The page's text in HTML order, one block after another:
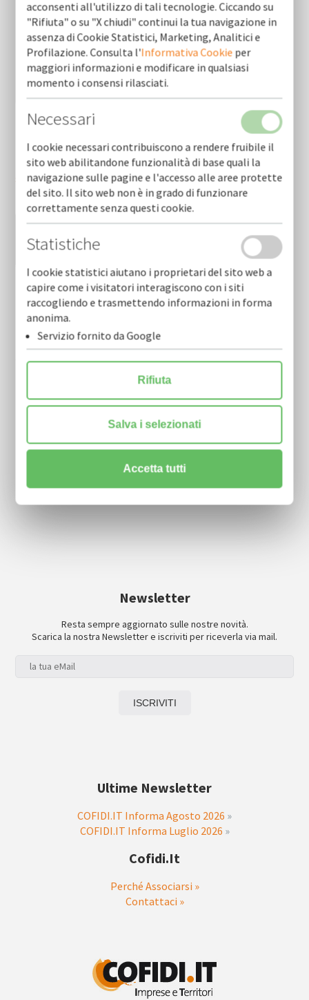
Ho letto e accetto le condizioni dell'informativa
sulla privacy*
COFIDI.IT soc. coop.
info@cofidi.it
0805910911| fax 0805910915
Newsletter
Resta sempre aggiornato sulle nostre novità.
Scarica la nostra Newsletter e iscriviti per riceverla via mail.
Ultime Newsletter
COFIDI.IT Informa Agosto 2026 »
COFIDI.IT Informa Luglio 2026 »
Cofidi.it
Perché Associarsi »
Contattaci »
acconsenti all'utilizzo di tali tecnologie. Ciccando su
"Rifiuta" o su "X chiudi" continui la tua navigazione in
assenza di Cookie Statistici, Marketing, Analitici e
Profilazione. Consulta l'Informativa Cookie per
maggiori informazioni e modificare in qualsiasi
momento i consensi rilasciati.
Necessari
I cookie necessari contribuiscono a rendere fruibile il
sito web abilitandone funzionalità di base quali la
navigazione sulle pagine e l'accesso alle aree protette
del sito. Il sito web non è in grado di funzionare
correttamente senza questi cookie.
Statistiche
I cookie statistici aiutano i proprietari del sito web a
capire come i visitatori interagiscono con i siti
raccogliendo e trasmettendo informazioni in forma
anonima.
Servizio fornito da Google
Rifiuta
Salva i selezionati
Accetta tutti